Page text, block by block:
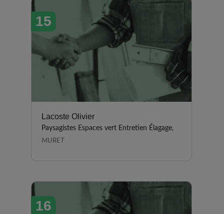
15
Lacoste Olivier
Paysagistes Espaces vert Entretien Élagage,
MURET
16